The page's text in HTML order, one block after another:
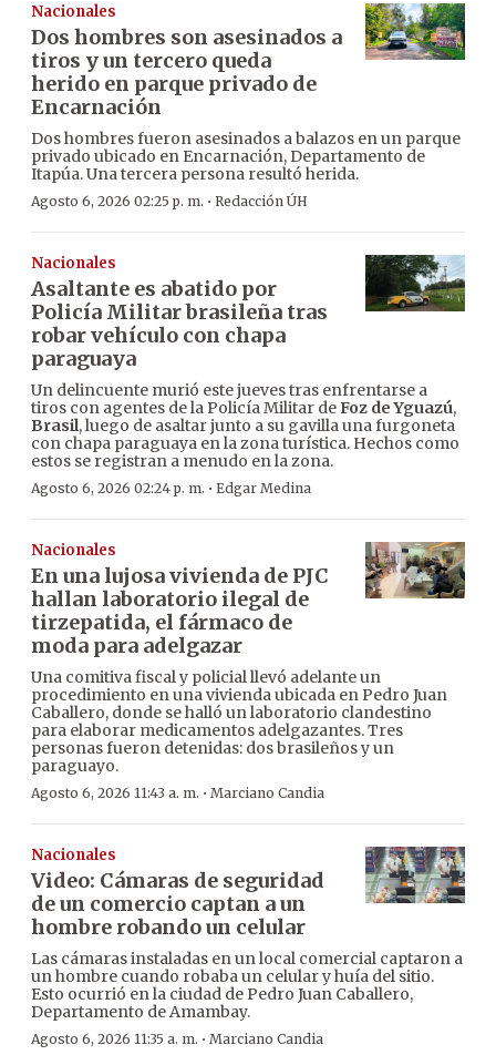
Nacionales
Dos hombres son asesinados a
tiros y un tercero queda
herido en parque privado de
Encarnación
Dos hombres fueron asesinados a balazos en un parque
privado ubicado en Encarnación, Departamento de
Itapúa. Una tercera persona resultó herida.
Agosto 6, 2026 02:25 p. m. · Redacción ÚH
Nacionales
Asaltante es abatido por
Policía Militar brasileña tras
robar vehículo con chapa
paraguaya
Un delincuente murió este jueves tras enfrentarse a
tiros con agentes de la Policía Militar deFoz de Yguazú,
Brasil, luego de asaltar junto a su gavilla una furgoneta
con chapa paraguaya en la zona turística. Hechos como
estos se registran a menudo en la zona.
Agosto 6, 2026 02:24 p. m. · Edgar Medina
Nacionales
En una lujosa vivienda de PJC
hallan laboratorio ilegal de
tirzepatida, el fármaco de
moda para adelgazar
Una comitiva fiscal y policial llevó adelante un
procedimiento en una vivienda ubicada en Pedro Juan
Caballero, donde se halló un laboratorio clandestino
para elaborar medicamentos adelgazantes. Tres
personas fueron detenidas: dos brasileños y un
paraguayo.
Agosto 6, 2026 11:43 a. m. · Marciano Candia
Nacionales
Video: Cámaras de seguridad
de un comercio captan a un
hombre robando un celular
Las cámaras instaladas en un local comercial captaron a
un hombre cuando robaba un celular y huía del sitio.
Esto ocurrió en la ciudad de Pedro Juan Caballero,
Departamento de Amambay.
Agosto 6, 2026 11:35 a. m. · Marciano Candia